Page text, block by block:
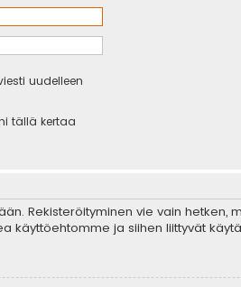
uudelleen
tällä kertaa
Rekisteröityminen vie vain
käyttöehtomme ja siihen liittyvät